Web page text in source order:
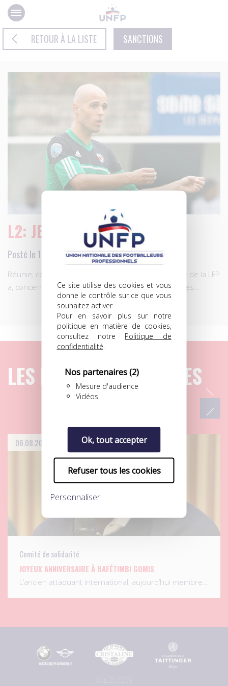
Panneau de gestion des cookies
Ce site utilise des cookies et vous
donne le contrôle sur ce que vous
souhaitez activer
Pour en savoir plus sur notre
politique en matière de cookies,
consultez notre Politique de
confidentialité
Nos partenaires(2)
Mesure d'audience
Vidéos
Ok, tout accepter
Refuser tous les cookies
Personnaliser
RETOUR À LA LISTE SANCTIONS
L2: JEUDI 10 MARS 2016
Posté le 11.03.2016 à 07h59
Réunie, ce jeudi à Paris, la Commission de discipline de la LFP
a, concernant la L2, prononcé les sanctions suivantes…
LES DERNIERS ARTICLES
06.08.2026
Comité de solidarité
JOYEUX ANNIVERSAIRE À BAFÉTIMBI GOMIS
L’ancien attaquant international, aujourd’hui membre…